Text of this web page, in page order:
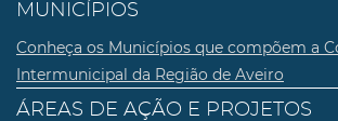
MUNICÍPIOS
Conheça os Municípios que compõem a
Intermunicipal da Região de Aveiro
ÁREAS DE AÇÃO E PROJETOS